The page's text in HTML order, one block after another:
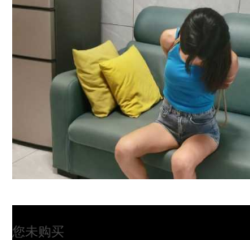
您未购买